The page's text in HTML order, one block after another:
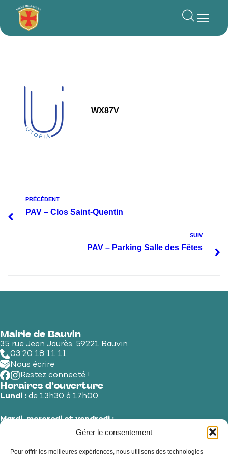
Gérer le consentement
Pour offrir les meilleures expériences, nous utilisons des technologies
principal
WX87V
PRÉCÉDENT
PAV – Clos Saint-Quentin
SUIV
PAV – Parking Salle des Fêtes
Mairie de Bauvin
35 rue Jean Jaurès, 59221 Bauvin
03 20 18 11 11
Nous écrire
Restez connecté !
Horaires d’ouverture
Lundi : de 13h30 à 17h00
Mardi, mercredi et vendredi :
de 8h30 à 12h00 et de 13h30 à 17h00
Jeudi et samedi :de 8h30 à 12h00